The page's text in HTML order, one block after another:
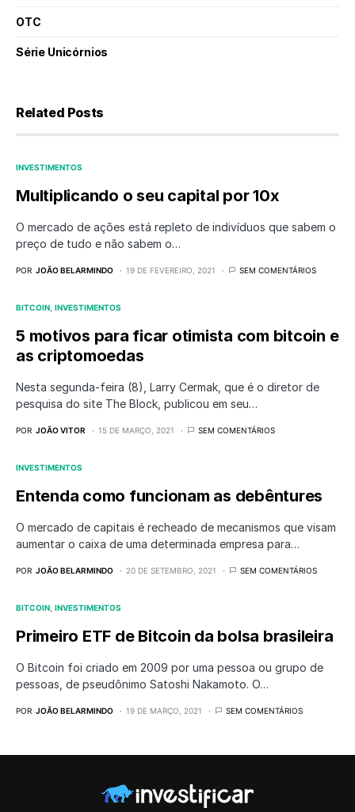
OTC
Série Unicórnios
Related Posts
INVESTIMENTOS
Multiplicando o seu capital por 10x
O mercado de ações está repleto de indivíduos que sabem o
preço de tudo e não sabem o…
POR JOÃO BELARMINDO 19 DE FEVEREIRO, 2021 SEM COMENTÁRIOS
BITCOIN INVESTIMENTOS
5 motivos para ficar otimista com bitcoin e
as criptomoedas
Nesta segunda-feira (8), Larry Cermak, que é o diretor de
pesquisa do site The Block, publicou em seu…
POR JOÃO VITOR 15 DE MARÇO, 2021 SEM COMENTÁRIOS
INVESTIMENTOS
Entenda como funcionam as debêntures
O mercado de capitais é recheado de mecanismos que visam
aumentar o caixa de uma determinada empresa para…
POR JOÃO BELARMINDO 20 DE SETEMBRO, 2021 SEM COMENTÁRIOS
BITCOIN INVESTIMENTOS
Primeiro ETF de Bitcoin da bolsa brasileira
O Bitcoin foi criado em 2009 por uma pessoa ou grupo de
pessoas, de pseudônimo Satoshi Nakamoto. O…
POR JOÃO BELARMINDO 19 DE MARÇO, 2021 SEM COMENTÁRIOS